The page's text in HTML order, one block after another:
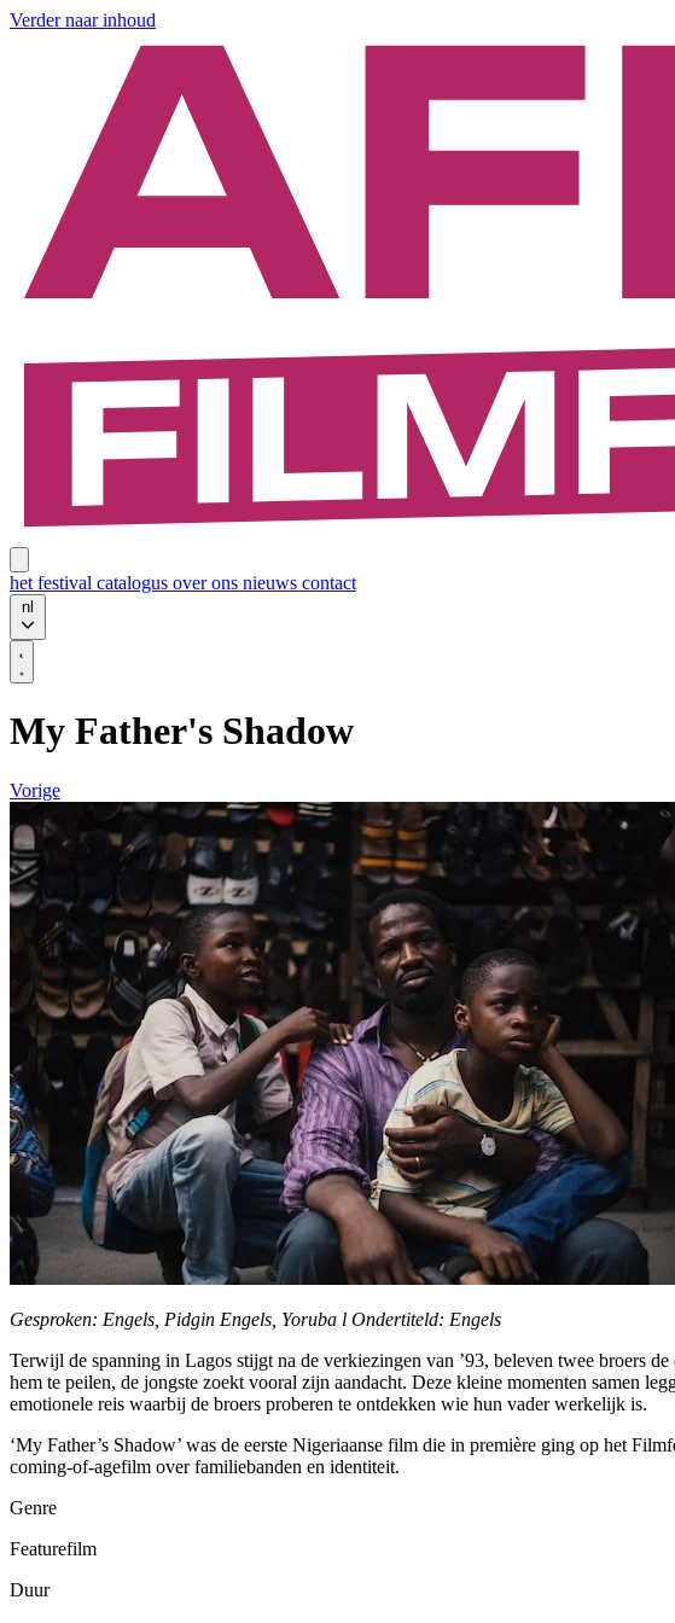
Verder naar inhoud
het festival catalogus over ons nieuws contact
nl
My Father's Shadow
Vorige
Gesproken: Engels, Pidgin Engels, Yoruba l Ondertiteld: Engels
Terwijl de spanning in Lagos stijgt na de verkiezingen van ’93, beleven twee broers
hem te peilen, de jongste zoekt vooral zijn aandacht. Deze kleine momenten samen
emotionele reis waarbij de broers proberen te ontdekken wie hun vader werkelijk is.
‘My Father’s Shadow’ was de eerste Nigeriaanse film die in première ging op het
coming-of-agefilm over familiebanden en identiteit.
Genre
Featurefilm
Duur